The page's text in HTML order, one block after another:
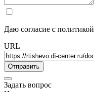
Даю согласие с политикой
URL
Задать вопрос